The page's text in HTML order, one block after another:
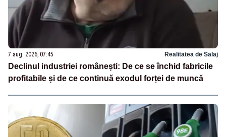
7 aug. 2026, 07:45 Realitatea de Salaj
Declinul industriei românești: De ce se închid fabricile
profitabile și de ce continuă exodul forței de muncă